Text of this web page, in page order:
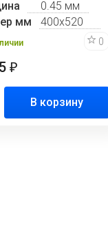
0.45 мм
мм
400х520
0
₽
В корзину